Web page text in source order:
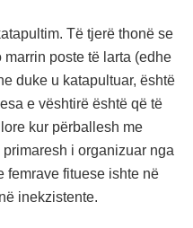
Të tjerë thonë se
poste të larta (edhe
duke u katapultuar, është
e vështirë është që të
kur përballesh me
i organizuar nga
femrave fituese ishte në
inekzistente.